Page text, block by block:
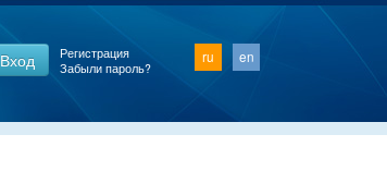
ru en
Вход
Регистрация
Забыли пароль?